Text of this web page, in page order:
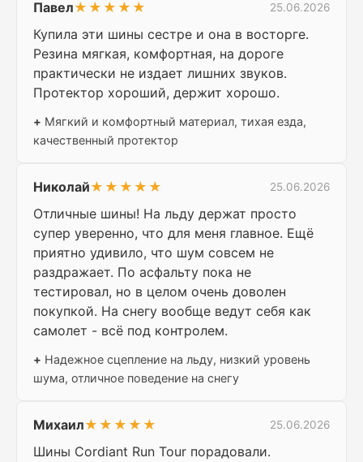
Павел★★★★★ 25.06.2026
Купила эти шины сестре и она в восторге.
Резина мягкая, комфортная, на дороге
практически не издает лишних звуков.
Протектор хороший, держит хорошо.
+ Мягкий и комфортный материал, тихая езда,
качественный протектор
Николай★★★★★ 25.06.2026
Отличные шины! На льду держат просто
супер уверенно, что для меня главное. Ещё
приятно удивило, что шум совсем не
раздражает. По асфальту пока не
тестировал, но в целом очень доволен
покупкой. На снегу вообще ведут себя как
самолет - всё под контролем.
+ Надежное сцепление на льду, низкий уровень
шума, отличное поведение на снегу
Михаил★★★★★ 25.06.2026
Шины Cordiant Run Tour порадовали.